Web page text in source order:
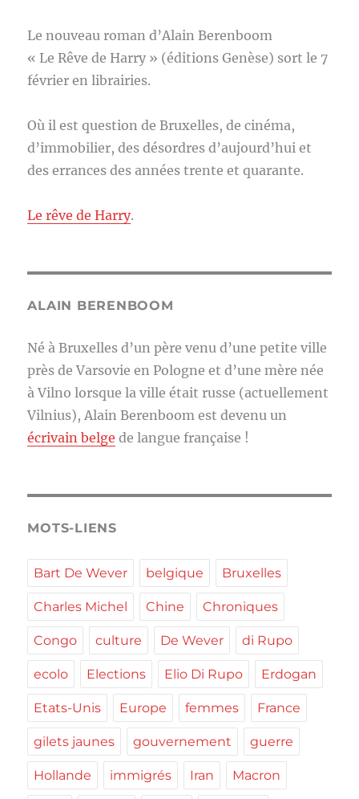
Le nouveau roman d’Alain Berenboom
« Le Rêve de Harry » (éditions Genèse) sort le 7
février en librairies.
Où il est question de Bruxelles, de cinéma,
d’immobilier, des désordres d’aujourd’hui et
des errances des années trente et quarante.
Le rêve de Harry.
ALAIN BERENBOOM
Né à Bruxelles d’un père venu d’une petite ville
près de Varsovie en Pologne et d’une mère née
à Vilno lorsque la ville était russe (actuellement
Vilnius), Alain Berenboom est devenu un
écrivain belge de langue française !
MOTS-LIENS
Bart De Wever belgique Bruxelles
Charles Michel Chine Chroniques
Congo culture De Wever di Rupo
ecolo Elections Elio Di Rupo Erdogan
Etats-Unis Europe femmes France
gilets jaunes gouvernement guerre
Hollande immigrés Iran Macron